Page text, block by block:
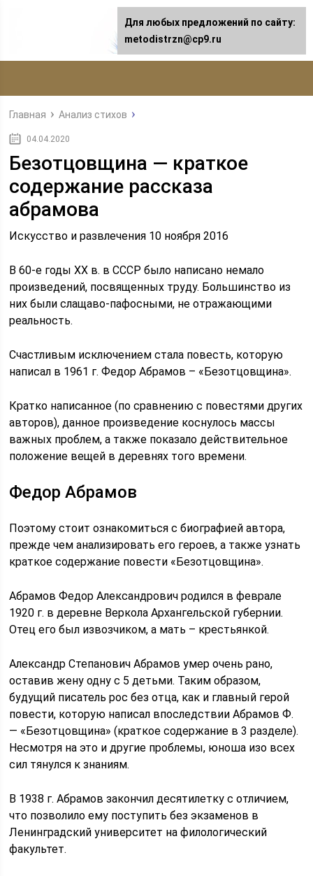
Главная Анализ стихов
04.04.2020
Безотцовщина — краткое
содержание рассказа
абрамова
Искусство и развлечения 10 ноября 2016
В 60-е годы XX в. в СССР было написано немало
произведений, посвященных труду. Большинство из
них были слащаво-пафосными, не отражающими
реальность.
Счастливым исключением стала повесть, которую
написал в 1961 г. Федор Абрамов – «Безотцовщина».
Кратко написанное (по сравнению с повестями других
авторов), данное произведение коснулось массы
важных проблем, а также показало действительное
положение вещей в деревнях того времени.
Федор Абрамов
Поэтому стоит ознакомиться с биографией автора,
прежде чем анализировать его героев, а также узнать
краткое содержание повести «Безотцовщина».
Абрамов Федор Александрович родился в феврале
1920 г. в деревне Веркола Архангельской губернии.
Отец его был извозчиком, а мать – крестьянкой.
Александр Степанович Абрамов умер очень рано,
оставив жену одну с 5 детьми. Таким образом,
будущий писатель рос без отца, как и главный герой
повести, которую написал впоследствии Абрамов Ф.
— «Безотцовщина» (краткое содержание в 3 разделе).
Несмотря на это и другие проблемы, юноша изо всех
сил тянулся к знаниям.
В 1938 г. Абрамов закончил десятилетку с отличием,
что позволило ему поступить без экзаменов в
Ленинградский университет на филологический
факультет.
Для любых предложений по сайту:
metodistrzn@cp9.ru